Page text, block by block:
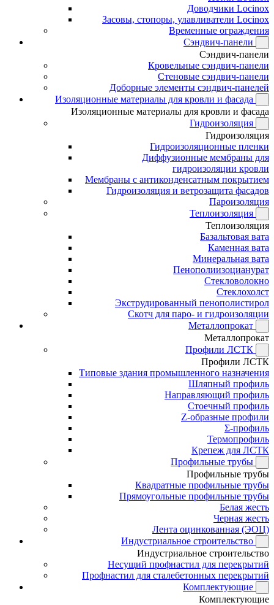
Доводчики Locinox
Засовы, стопоры, улавливатели Locinox
Временные ограждения
Сэндвич-панели
Сэндвич-панели
Кровельные сэндвич-панели
Стеновые сэндвич-панели
Доборные элементы сэндвич-панелей
Изоляционные материалы для кровли и фасада
Изоляционные материалы для кровли и фасада
Гидроизоляция
Гидроизоляция
Гидроизоляционные пленки
Диффузионные мембраны для
гидроизоляции кровли
Мембраны с антиконденсатным покрытием
Гидроизоляция и ветрозащита фасадов
Пароизоляция
Теплоизоляция
Теплоизоляция
Базальтовая вата
Каменная вата
Минеральная вата
Пенополиизоцианурат
Стекловолокно
Стеклохолст
Экструдированный пенополистирол
Скотч для паро- и гидроизоляции
Металлопрокат
Металлопрокат
Профили ЛСТК
Профили ЛСТК
Типовые здания промышленного назначения
Шляпный профиль
Направляющий профиль
Стоечный профиль
Z-образные профили
Σ-профиль
Термопрофиль
Крепеж для ЛСТК
Профильные трубы
Профильные трубы
Квадратные профильные трубы
Прямоугольные профильные трубы
Белая жесть
Черная жесть
Лента оцинкованная (ЭОЦ)
Индустриальное строительство
Индустриальное строительство
Несущий профнастил для перекрытий
Профнастил для сталебетонных перекрытий
Комплектующие
Комплектующие